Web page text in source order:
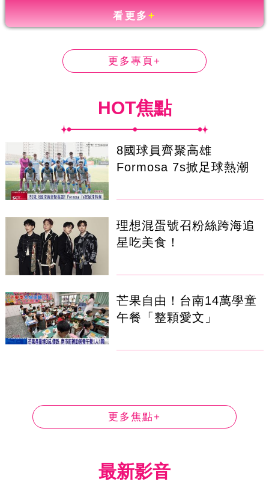
看更多+
更多專頁+
HOT焦點
8國球員齊聚高雄
Formosa 7s掀足球熱潮
理想混蛋號召粉絲跨海追
星吃美食！
芒果自由！台南14萬學童
午餐「整顆愛文」
更多焦點+
最新影音